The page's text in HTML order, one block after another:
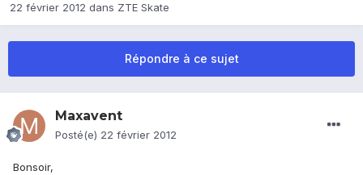
22 février 2012 dans ZTE Skate
Répondre à ce sujet
Maxavent
Posté(e) 22 février 2012
Bonsoir,